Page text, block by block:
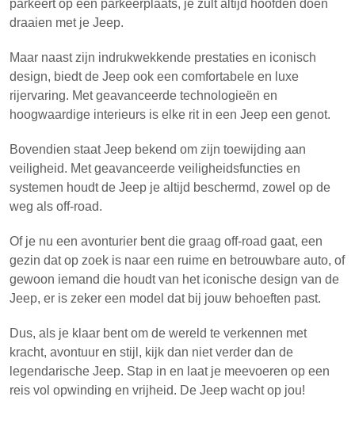
parkeert op een parkeerplaats, je zult altijd hoofden doen
draaien met je Jeep.
Maar naast zijn indrukwekkende prestaties en iconisch
design, biedt de Jeep ook een comfortabele en luxe
rijervaring. Met geavanceerde technologieën en
hoogwaardige interieurs is elke rit in een Jeep een genot.
Bovendien staat Jeep bekend om zijn toewijding aan
veiligheid. Met geavanceerde veiligheidsfuncties en
systemen houdt de Jeep je altijd beschermd, zowel op de
weg als off-road.
Of je nu een avonturier bent die graag off-road gaat, een
gezin dat op zoek is naar een ruime en betrouwbare auto, of
gewoon iemand die houdt van het iconische design van de
Jeep, er is zeker een model dat bij jouw behoeften past.
Dus, als je klaar bent om de wereld te verkennen met
kracht, avontuur en stijl, kijk dan niet verder dan de
legendarische Jeep. Stap in en laat je meevoeren op een
reis vol opwinding en vrijheid. De Jeep wacht op jou!